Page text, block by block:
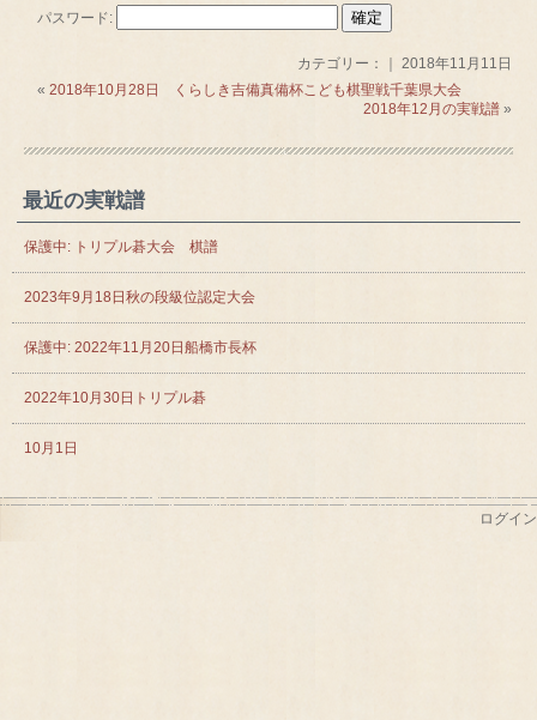
パスワード:
カテゴリー：｜ 2018年11月11日
«2018年10月28日 くらしき吉備真備杯こども棋聖戦千葉県大会
2018年12月の実戦譜»
最近の実戦譜
保護中: トリプル碁大会 棋譜
2023年9月18日秋の段級位認定大会
保護中: 2022年11月20日船橋市長杯
2022年10月30日トリプル碁
10月1日
ログイン